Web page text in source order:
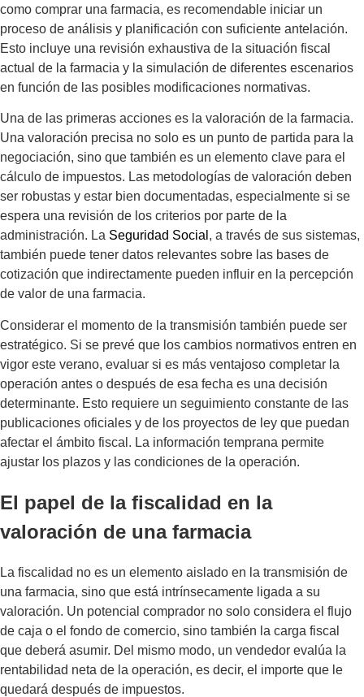
como comprar una farmacia, es recomendable iniciar un
proceso de análisis y planificación con suficiente antelación.
Esto incluye una revisión exhaustiva de la situación fiscal
actual de la farmacia y la simulación de diferentes escenarios
en función de las posibles modificaciones normativas.
Una de las primeras acciones es la valoración de la farmacia.
Una valoración precisa no solo es un punto de partida para la
negociación, sino que también es un elemento clave para el
cálculo de impuestos. Las metodologías de valoración deben
ser robustas y estar bien documentadas, especialmente si se
espera una revisión de los criterios por parte de la
administración. La Seguridad Social , a través de sus sistemas,
también puede tener datos relevantes sobre las bases de
cotización que indirectamente pueden influir en la percepción
de valor de una farmacia.
Considerar el momento de la transmisión también puede ser
estratégico. Si se prevé que los cambios normativos entren en
vigor este verano, evaluar si es más ventajoso completar la
operación antes o después de esa fecha es una decisión
determinante. Esto requiere un seguimiento constante de las
publicaciones oficiales y de los proyectos de ley que puedan
afectar el ámbito fiscal. La información temprana permite
ajustar los plazos y las condiciones de la operación.
El papel de la fiscalidad en la
valoración de una farmacia
La fiscalidad no es un elemento aislado en la transmisión de
una farmacia, sino que está intrínsecamente ligada a su
valoración. Un potencial comprador no solo considera el flujo
de caja o el fondo de comercio, sino también la carga fiscal
que deberá asumir. Del mismo modo, un vendedor evalúa la
rentabilidad neta de la operación, es decir, el importe que le
quedará después de impuestos.